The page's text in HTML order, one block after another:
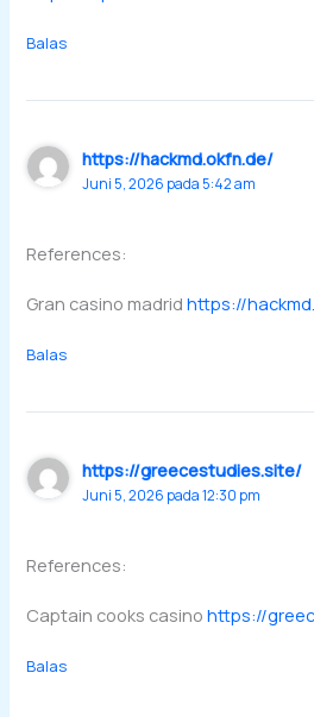
Balas
https://hackmd.okfn.de/
Juni 5, 2026 pada 5:42 am
References:
Gran casino madridhttps://
Balas
https://greecestudies.site/
Juni 5, 2026 pada 12:30 pm
References:
Captain cooks casinohttps://
Balas